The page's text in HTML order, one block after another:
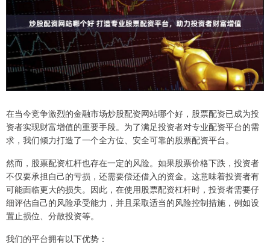
在当今竞争激烈的金融市场炒股配资网站哪个好，股票配资已成为投
资者实现财富增值的重要手段。为了满足投资者对专业配资平台的需
求，我们倾力打造了一个全方位、安全可靠的股票配资平台。
然而，股票配资杠杆也存在一定的风险。如果股票价格下跌，投资者
不仅要承担自己的亏损，还需要偿还借入的资金。这意味着投资者有
可能面临更大的损失。因此，在使用股票配资杠杆时，投资者需要仔
细评估自己的风险承受能力，并且采取适当的风险控制措施，例如设
置止损位、分散投资等。
我们的平台拥有以下优势：